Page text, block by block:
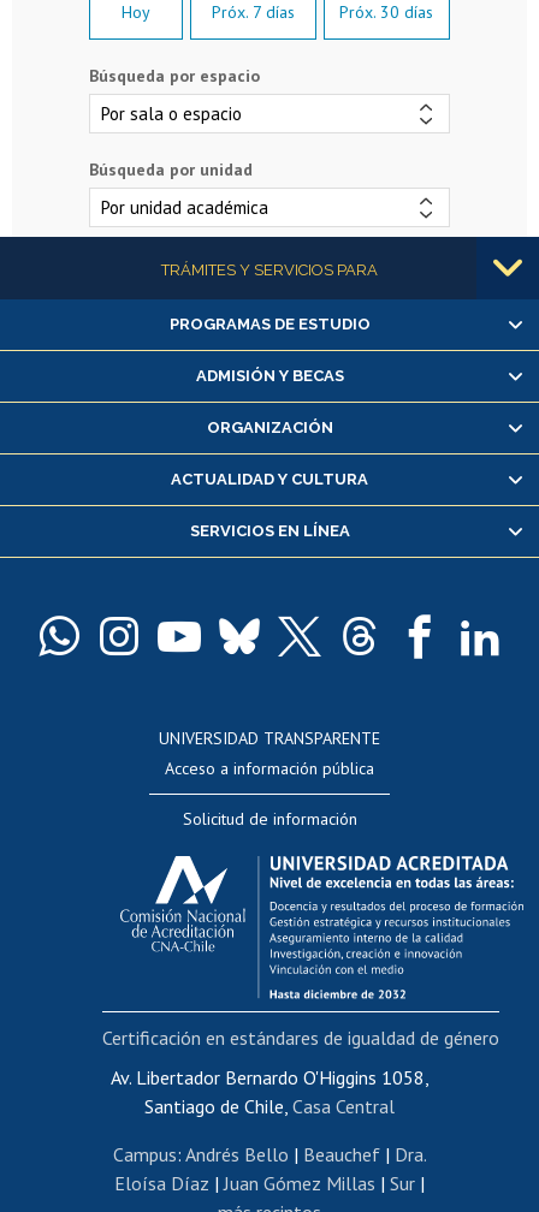
Hoy Próx. 7 días Próx. 30 días
Búsqueda por espacio
Búsqueda por unidad
Más informaciónTRÁMITES Y SERVICIOS PARA
Alumnas/os y exalumnas/os
Matrícula en línea
Inscripción y cambio de asignaturas
Consulta y certificado de notas
Servicio médico y dental
Pago de arancel y crédito alumnos
Docentes
Evaluación docente
Calificación académica
Postulación al AUCAI
Funcionarias/os
Cursos internos de capacitación
Bienestar del personal
Portal de movilidad interna
Certificado de renta
Certificado de renta honorarios
Editar páginas blancas
PROGRAMAS DE ESTUDIO
ADMISIÓN Y BECAS
ORGANIZACIÓN
ACTUALIDAD Y CULTURA
SERVICIOS EN LÍNEA
UNIVERSIDAD TRANSPARENTE
Acceso a información pública
Solicitud de información
Av. Libertador Bernardo O'Higgins 1058,
Santiago de Chile, Casa Central
Campus: Andrés Bello | Beauchef| Dra.
Eloísa Díaz | Juan Gómez Millas | Sur |
Certificación en estándares de igualdad de género